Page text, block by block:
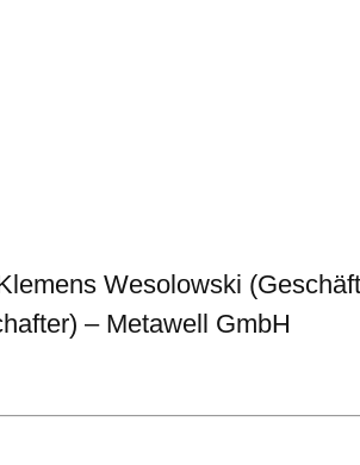
Wesolowski
– Metawell GmbH